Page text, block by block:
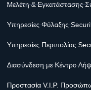
Μελέτη & Εγκατάστασης
Υπηρεσίες Φύλαξης
Υπηρεσίες Περιπολίας
Διασύνδεση με Κέντρο
Προστασία V.I.P.